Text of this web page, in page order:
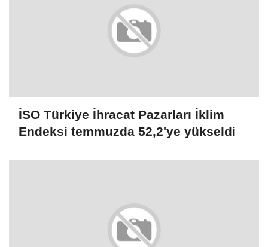
İSO Türkiye İhracat Pazarları İklim
Endeksi temmuzda 52,2'ye yükseldi